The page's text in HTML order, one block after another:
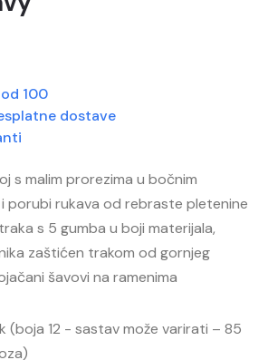
100
dostave
s malim prorezima u bočnim
porubi rukava od rebraste pletenine
s 5 gumba u boji materijala,
zaštićen trakom od gornjeg
šavovi na ramenima
(boja 12 - sastav može varirati – 85